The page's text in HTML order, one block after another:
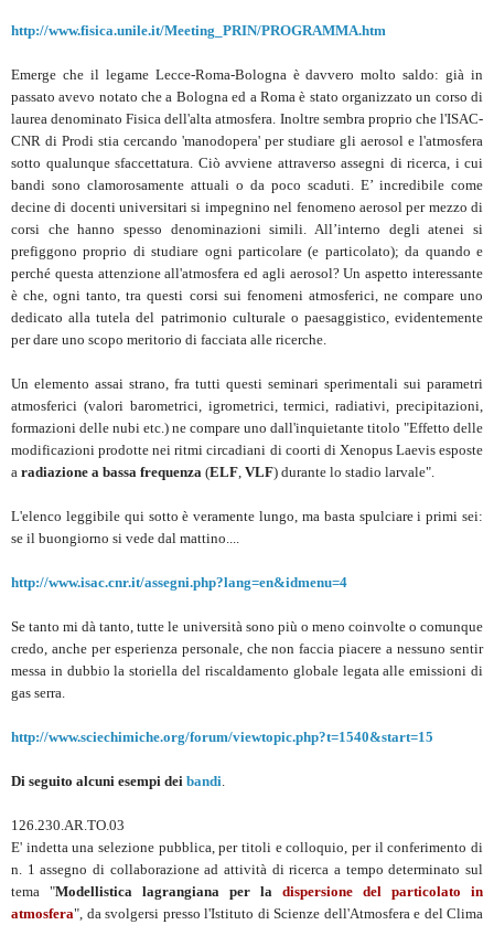
http://www.fisica.unile.it/Meeting_PRIN/PROGRAMMA.htm
Emerge che il legame Lecce-Roma-Bologna è davvero molto saldo: già in
passato avevo notato che a Bologna ed a Roma è stato organizzato un corso di
laurea denominato Fisica dell'alta atmosfera. Inoltre sembra proprio che l'ISAC-
CNR di Prodi stia cercando 'manodopera' per studiare gli aerosol e l'atmosfera
sotto qualunque sfaccettatura. Ciò avviene attraverso assegni di ricerca, i cui
bandi sono clamorosamente attuali o da poco scaduti. E’ incredibile come
decine di docenti universitari si impegnino nel fenomeno aerosol per mezzo di
corsi che hanno spesso denominazioni simili. All’interno degli atenei si
prefiggono proprio di studiare ogni particolare (e particolato); da quando e
perché questa attenzione all'atmosfera ed agli aerosol? Un aspetto interessante
è che, ogni tanto, tra questi corsi sui fenomeni atmosferici, ne compare uno
dedicato alla tutela del patrimonio culturale o paesaggistico, evidentemente
per dare uno scopo meritorio di facciata alle ricerche.
Un elemento assai strano, fra tutti questi seminari sperimentali sui parametri
atmosferici (valori barometrici, igrometrici, termici, radiativi, precipitazioni,
formazioni delle nubi etc.) ne compare uno dall'inquietante titolo "Effetto delle
modificazioni prodotte nei ritmi circadiani di coorti di Xenopus Laevis esposte
a radiazione a bassa frequenza (ELF VLF) durante lo stadio larvale".
L'elenco leggibile qui sotto è veramente lungo, ma basta spulciare i primi sei:
se il buongiorno si vede dal mattino....
http://www.isac.cnr.it/assegni.php?lang=en&idmenu=4
Se tanto mi dà tanto, tutte le università sono più o meno coinvolte o comunque
credo, anche per esperienza personale, che non faccia piacere a nessuno sentir
messa in dubbio la storiella del riscaldamento globale legata alle emissioni di
gas serra.
http://www.sciechimiche.org/forum/viewtopic.php?t=1540&start=15
Di seguito alcuni esempi dei bandi
126.230.AR.TO.03
E' indetta una selezione pubblica, per titoli e colloquio, per il conferimento di
n. 1 assegno di collaborazione ad attività di ricerca a tempo determinato sul
tema "Modellistica lagrangiana per la dispersione del particolato in
atmosfera", da svolgersi presso l'Istituto di Scienze dell'Atmosfera e del Clima